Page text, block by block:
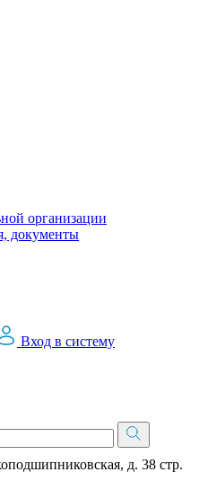
организации
документы
Вход в систему
д. 38 стр.